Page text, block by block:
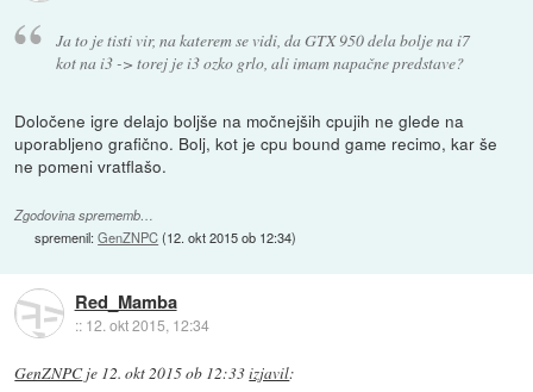
Ja to je tisti vir, na katerem se vidi, da GTX 950 dela bolje na i7
kot na i3 -> torej je i3 ozko grlo, ali imam napačne predstave?
Določene igre delajo boljše na močnejših cpujih ne glede na
uporabljeno grafično. Bolj, kot je cpu bound game recimo, kar še
ne pomeni vratflašo.
Zgodovina sprememb…
spremenil:GenZNPC(12. okt 2015 ob 12:34)
Red_Mamba
:: 12. okt 2015, 12:34
GenZNPCje 12. okt 2015 ob 12:33izjavil: